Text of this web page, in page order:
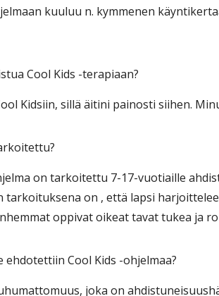
kuuluu n. kymmenen
Cool Kids -terapiaan?
Kidsiin, sillä äitini painosti siihen.
on tarkoitettu 7-17-vuotiaille
tarkoituksena on , että lapsi
oppivat oikeat tavat tukea ja
ehdotettiin Cool Kids -ohjelmaa?
joka on